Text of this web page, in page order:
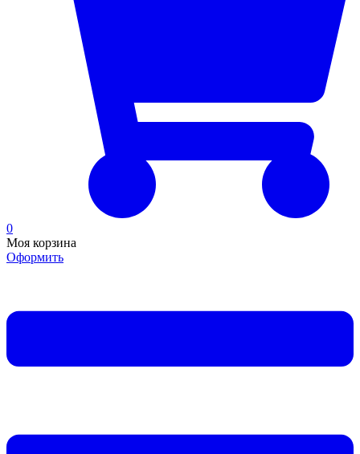
0
Моя корзина
Оформить